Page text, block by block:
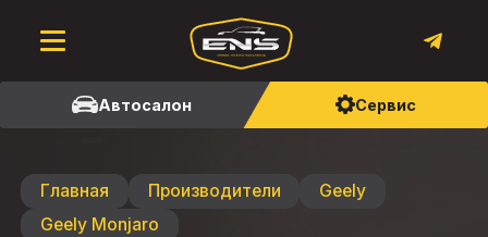
Автосалон Сервис
Главная Производители
Geely
Geely Monjaro